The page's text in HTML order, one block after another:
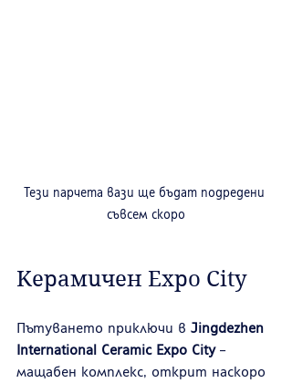
Тези парчета вази ще бъдат подредени
съвсем скоро
Керамичен Expo City
Пътуването приключи в Jingdezhen
International Ceramic Expo City –
мащабен комплекс, открит наскоро